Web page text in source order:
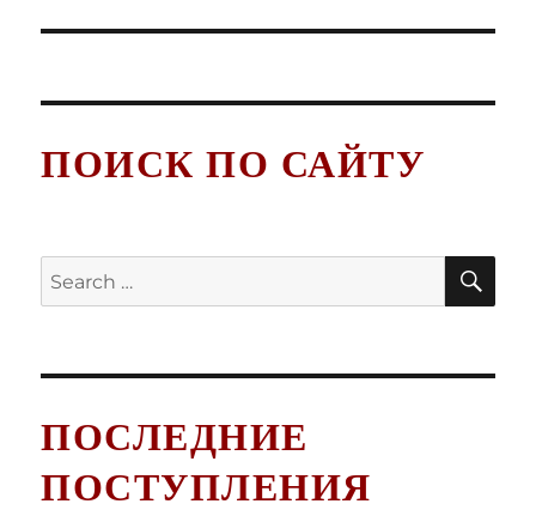
ПОИСК ПО САЙТУ
Search
for:
ПОСЛЕДНИЕ
ПОСТУПЛЕНИЯ